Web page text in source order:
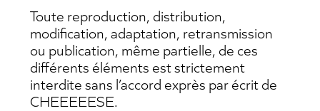
Toute reproduction, distribution,
modification, adaptation, retransmission
ou publication, même partielle, de ces
différents éléments est strictement
interdite sans l’accord exprès par écrit de
CHEEEEESE.